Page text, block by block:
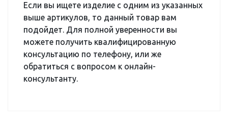
Если вы ищете изделие с одним из указанных
выше артикулов, то данный товар вам
подойдет. Для полной уверенности вы
можете получить квалифицированную
консультацию по телефону, или же
обратиться с вопросом к онлайн-
консультанту.